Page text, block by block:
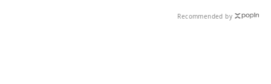
Recommended by